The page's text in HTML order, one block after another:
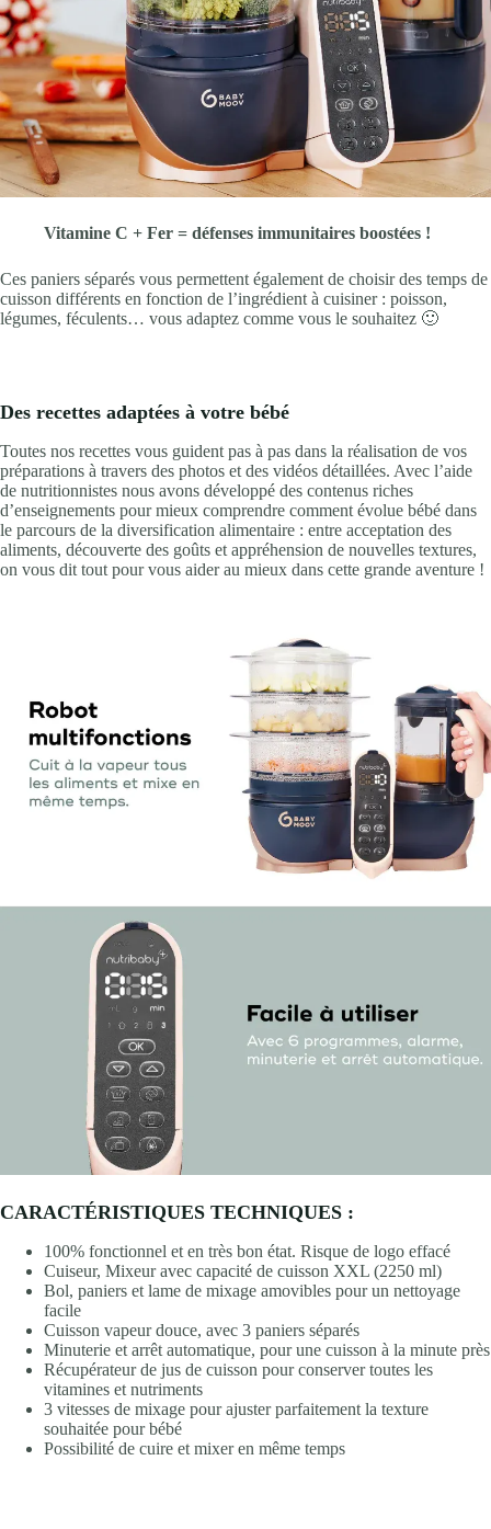
Vitamine C + Fer = défenses immunitaires boostées !
Ces paniers séparés vous permettent également de choisir des temps de
cuisson différents en fonction de l’ingrédient à cuisiner : poisson,
légumes, féculents… vous adaptez comme vous le souhaitez 🙂
Des recettes adaptées à votre bébé
Toutes nos recettes vous guident pas à pas dans la réalisation de vos
préparations à travers des photos et des vidéos détaillées. Avec l’aide
de nutritionnistes nous avons développé des contenus riches
d’enseignements pour mieux comprendre comment évolue bébé dans
le parcours de la diversification alimentaire : entre acceptation des
aliments, découverte des goûts et appréhension de nouvelles textures,
on vous dit tout pour vous aider au mieux dans cette grande aventure !
CARACTÉRISTIQUES TECHNIQUES :
100% fonctionnel et en très bon état. Risque de logo effacé
Cuiseur, Mixeur avec capacité de cuisson XXL (2250 ml)
Bol, paniers et lame de mixage amovibles pour un nettoyage
facile
Cuisson vapeur douce, avec 3 paniers séparés
Minuterie et arrêt automatique, pour une cuisson à la minute près
Récupérateur de jus de cuisson pour conserver toutes les
vitamines et nutriments
3 vitesses de mixage pour ajuster parfaitement la texture
souhaitée pour bébé
Possibilité de cuire et mixer en même temps